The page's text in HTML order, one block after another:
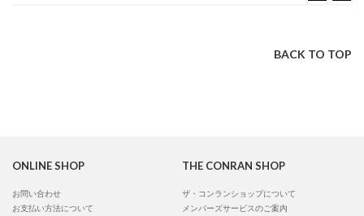
BACK TO TOP
ONLINE SHOP
お問い合わせ
お支払い方法について
THE CONRAN SHOP
ザ・コンランショップについて
メンバーズサービスのご案内